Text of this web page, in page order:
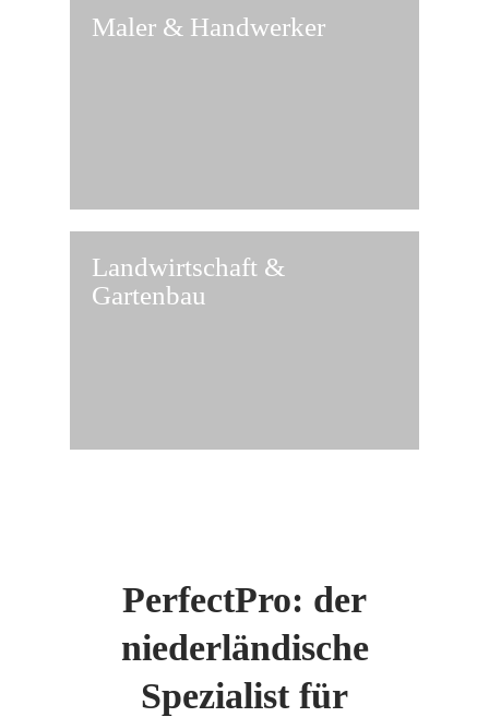
Maler & Handwerker
Landwirtschaft &
Gartenbau
PerfectPro: der
niederländische
Spezialist für